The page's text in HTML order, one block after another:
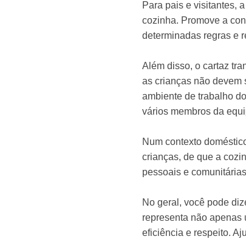
Para pais e visitantes,
cozinha. Promove a
determinadas regras e
Além disso, o cartaz
as crianças não devem
ambiente de trabalho
vários membros da
Num contexto
crianças, de que a
pessoais e
No geral, você pode
representa não apenas
eficiência e respeito.